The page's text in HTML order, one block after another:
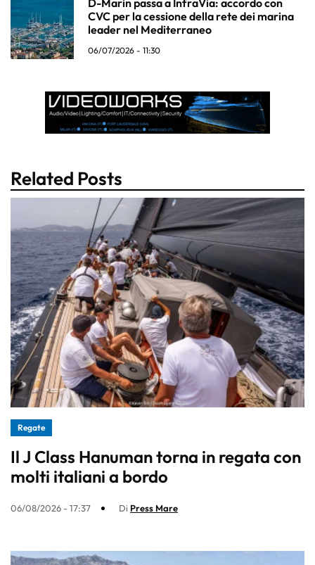
D-Marin passa a InfraVia: accordo con
CVC per la cessione della rete dei marina
leader nel Mediterraneo
06/07/2026 - 11:30
Related Posts
Regate
Il J Class Hanuman torna in regata con
molti italiani a bordo
06/08/2026 - 17:37 Di Press Mare